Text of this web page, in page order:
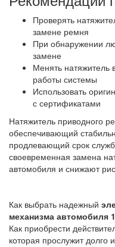
Проверять
замене ремня
При обнаружении
замене
Менять
работы системы
Использовать
с сертификатами
Натяжитель приводного
обеспечивающий
продлевающий срок
своевременная замена
автомобиля и снижают
Как выбрать надежный
механизма автомобиля
Как приобрести
которая прослужит долго